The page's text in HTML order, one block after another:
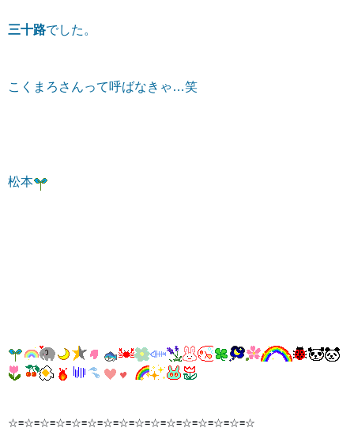
三十路でした。
こくまろさんって呼ばなきゃ…笑
松本
☆≡☆≡☆≡☆≡☆≡☆≡☆≡☆≡☆≡☆≡☆≡☆≡☆≡☆≡☆≡☆